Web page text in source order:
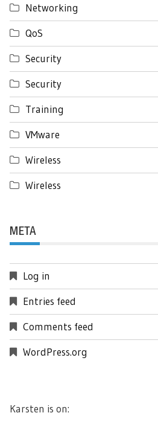
Networking
QoS
Security
Security
Training
VMware
Wireless
Wireless
META
Log in
Entries feed
Comments feed
WordPress.org
Karsten is on: